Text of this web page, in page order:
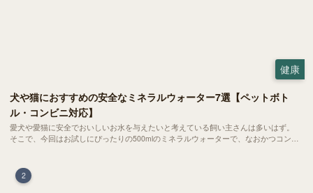
健康
犬や猫におすすめの安全なミネラルウォーター7選【ペットボト
ル・コンビニ対応】
愛犬や愛猫に安全でおいしいお水を与えたいと考えている飼い主さんは多いはず。
そこで、今回はお試しにぴったりの500mlのミネラルウォーターで、なおかつコンビ
2